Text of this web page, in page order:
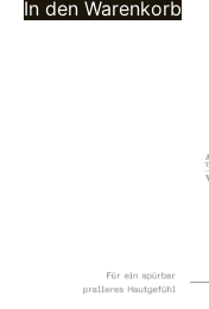
In den Warenkorb